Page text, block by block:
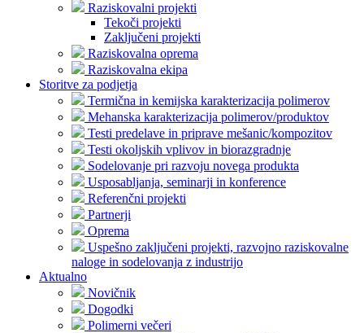
Raziskovalni projekti
Tekoči projekti
Zaključeni projekti
Raziskovalna oprema
Raziskovalna ekipa
Storitve za podjetja
Termična in kemijska karakterizacija polimerov
Mehanska karakterizacija polimerov/produktov
Testi predelave in priprave mešanic/kompozitov
Testi okoljskih vplivov in biorazgradnje
Sodelovanje pri razvoju novega produkta
Usposabljanja, seminarji in konference
Referenčni projekti
Partnerji
Oprema
Uspešno zaključeni projekti, razvojno raziskovalne
naloge in sodelovanja z industrijo
Aktualno
Novičnik
Dogodki
Polimerni večeri